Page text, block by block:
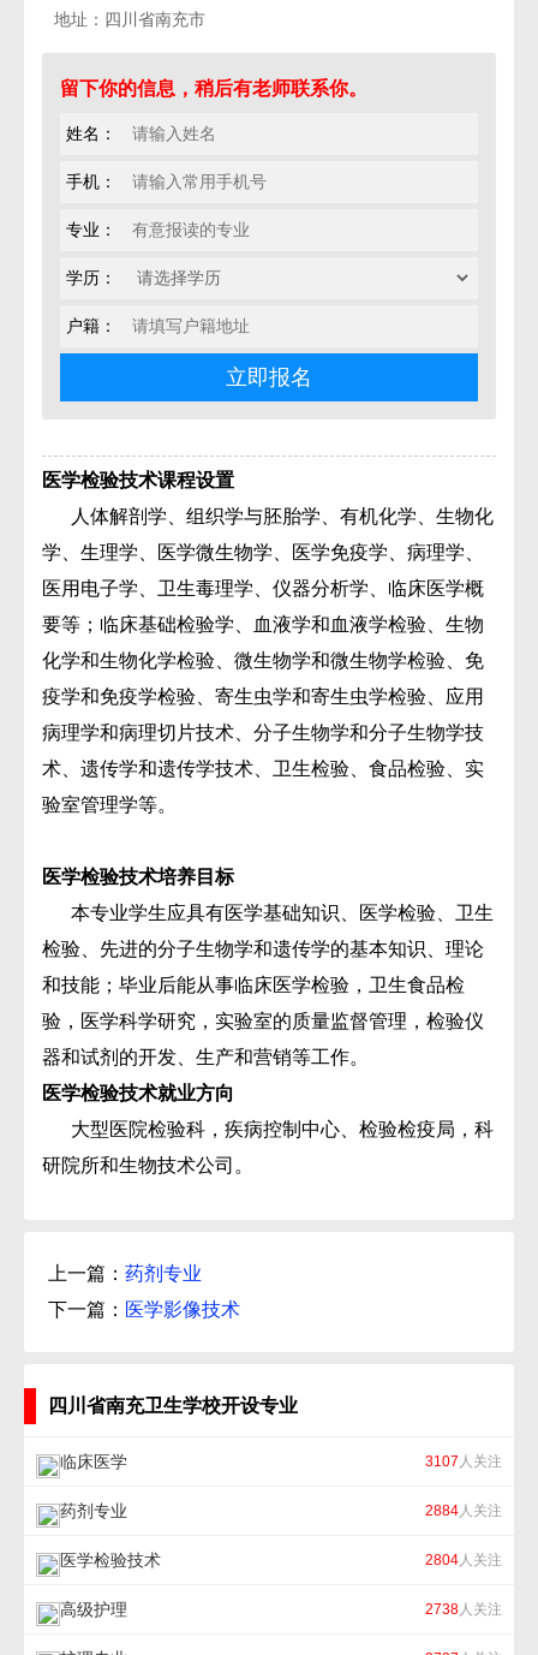
地址：四川省南充市
留下你的信息，稍后有老师联系你。
姓名：
手机：
专业：
学历：
户籍：
医学检验技术课程设置
人体解剖学、组织学与胚胎学、有机化学、生物化
学、生理学、医学微生物学、医学免疫学、病理学、
医用电子学、卫生毒理学、仪器分析学、临床医学概
要等；临床基础检验学、血液学和血液学检验、生物
化学和生物化学检验、微生物学和微生物学检验、免
疫学和免疫学检验、寄生虫学和寄生虫学检验、应用
病理学和病理切片技术、分子生物学和分子生物学技
术、遗传学和遗传学技术、卫生检验、食品检验、实
验室管理学等。
医学检验技术培养目标
本专业学生应具有医学基础知识、医学检验、卫生
检验、先进的分子生物学和遗传学的基本知识、理论
和技能；毕业后能从事临床医学检验，卫生食品检
验，医学科学研究，实验室的质量监督管理，检验仪
器和试剂的开发、生产和营销等工作。
医学检验技术就业方向
大型医院检验科，疾病控制中心、检验检疫局，科
研院所和生物技术公司。
上一篇： 药剂专业
下一篇： 医学影像技术
四川省南充卫生学校开设专业
临床医学 3107 人关注
药剂专业 2884人关注
医学检验技术 2804人关注
高级护理 2738人关注